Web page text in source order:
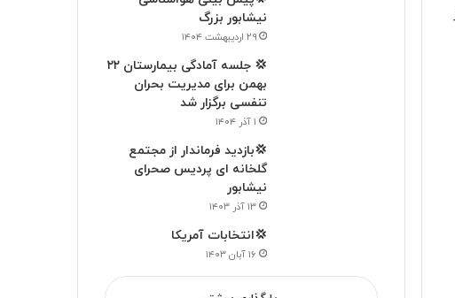
نیشابور بزرگ
۲۹ اردیبهشت ۱۴۰۴
💢 جلسه آمادگی بیمارستان ۲۲
بهمن برای مدیریت بحران
تنفسی برگزار شد
۱ آذر ۱۴۰۴
💢بازدید فرماندار از مجتمع
گلخانه ای پردیس صحرای
نیشابور
۱۳ آذر ۱۴۰۳
💢انتخابات آمریکا
۱۶ آبان ۱۴۰۳